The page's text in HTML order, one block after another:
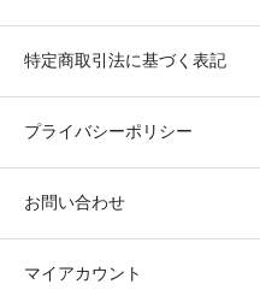
特定商取引法に基づく表記
プライバシーポリシー
お問い合わせ
マイアカウント